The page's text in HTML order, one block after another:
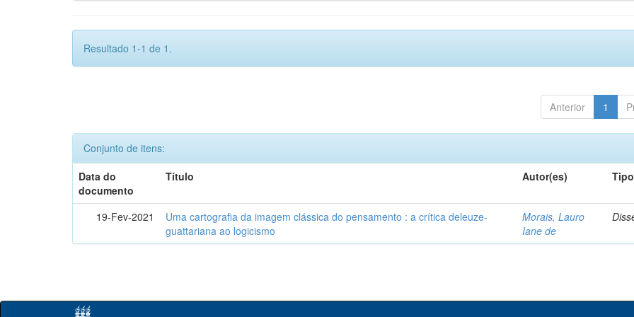
Resultado 1-1 de 1.
Anterior 1
Conjunto de itens:
Data do
documento
Título Autor(es) Tipo
19-Fev-2021
Uma cartografia da imagem clássica do pensamento : a crítica deleuze-
guattariana ao logicismo
Morais, Lauro
Iane de